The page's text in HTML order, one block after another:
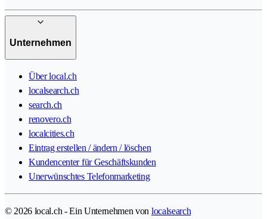
Unternehmen
Über local.ch
localsearch.ch
search.ch
renovero.ch
localcities.ch
Eintrag erstellen / ändern / löschen
Kundencenter für Geschäftskunden
Unerwünschtes Telefonmarketing
© 2026 local.ch - Ein Unternehmen von localsearch